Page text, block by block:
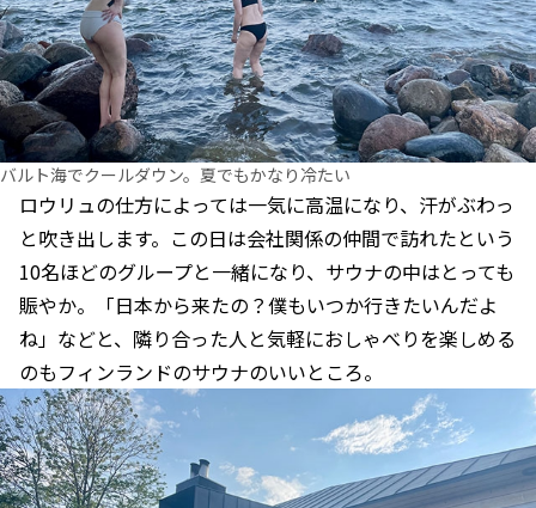
バルト海でクールダウン。夏でもかなり冷たい
ロウリュの仕方によっては一気に高温になり、汗がぶわっ
と吹き出します。この日は会社関係の仲間で訪れたという
10名ほどのグループと一緒になり、サウナの中はとっても
賑やか。「日本から来たの？僕もいつか行きたいんだよ
ね」などと、隣り合った人と気軽におしゃべりを楽しめる
のもフィンランドのサウナのいいところ。